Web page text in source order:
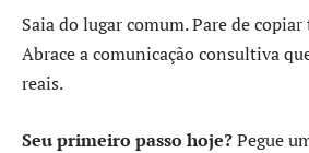
Saia do lugar comum. Pare de
Abrace a comunicação consultiva
reais.
Seu primeiro passo hoje?Pegue